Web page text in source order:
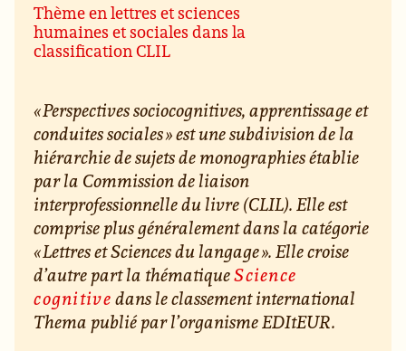
Thème en lettres et sciences
humaines et sociales dans la
classification CLIL
« Perspectives sociocognitives, apprentissage et
conduites sociales » est une subdivision de la
hiérarchie de sujets de monographies établie
par la Commission de liaison
interprofessionnelle du livre (CLIL). Elle est
comprise plus généralement dans la catégorie
« Lettres et Sciences du langage ». Elle croise
d’autre part la thématiqueScience
cognitivedans le classement international
Thema publié par l’organisme EDItEUR.